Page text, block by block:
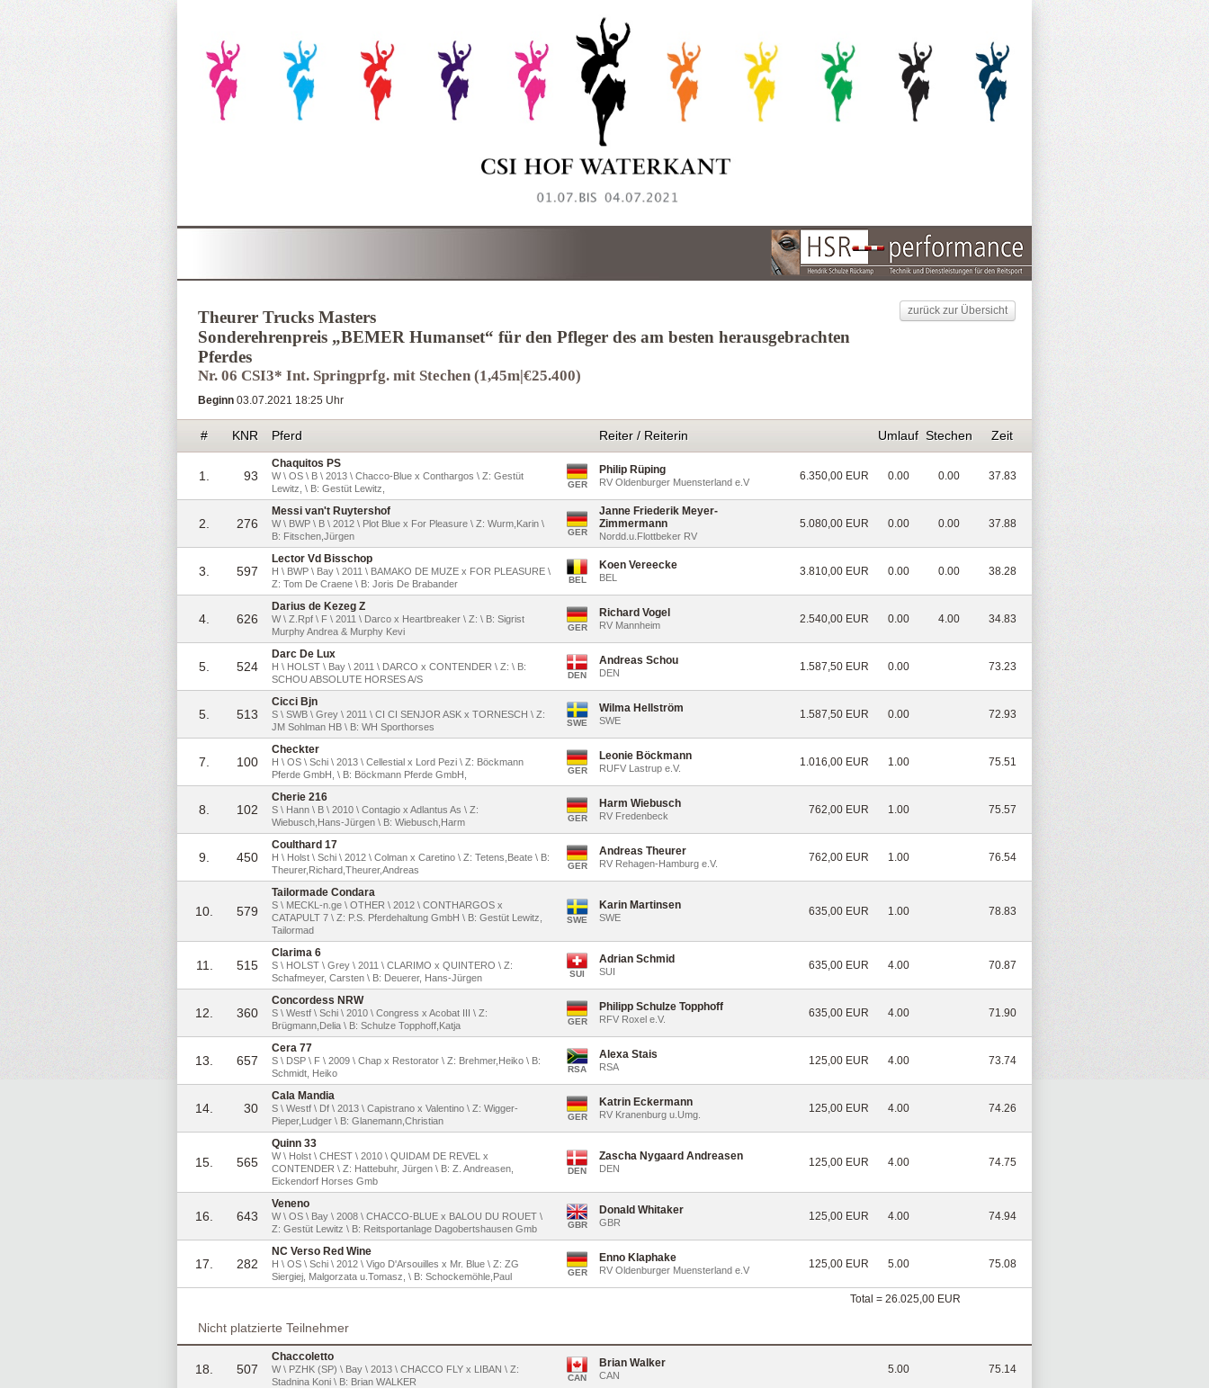
zurück zur Übersicht
Theurer Trucks Masters
Sonderehrenpreis „BEMER Humanset“ für den Pfleger des am besten herausgebrachten
Pferdes
Nr. 06 CSI3* Int. Springprfg. mit Stechen (1,45m|€25.400)
Beginn 03.07.2021 18:25 Uhr
# KNR Pferd Reiter / Reiterin Umlauf Stechen Zeit
1. 93
Chaquitos PS
W \ OS \ B \ 2013 \ Chacco-Blue x Conthargos \ Z: Gestüt
Lewitz, \ B: Gestüt Lewitz,
GER
Philip Rüping
RV Oldenburger Muensterland e.V 6.350,00 EUR 0.00 0.00 37.83
2. 276
Messi van't Ruytershof
W \ BWP \ B \ 2012 \ Plot Blue x For Pleasure \ Z: Wurm,Karin \
B: Fitschen,Jürgen
GER
Janne Friederik Meyer-
Zimmermann
Nordd.u.Flottbeker RV
5.080,00 EUR 0.00 0.00 37.88
3. 597
Lector Vd Bisschop
H \ BWP \ Bay \ 2011 \ BAMAKO DE MUZE x FOR PLEASURE \
Z: Tom De Craene \ B: Joris De Brabander
BEL
Koen Vereecke
BEL 3.810,00 EUR 0.00 0.00 38.28
4. 626
Darius de Kezeg Z
W \ Z.Rpf \ F \ 2011 \ Darco x Heartbreaker \ Z: \ B: Sigrist
Murphy Andrea & Murphy Kevi
GER
Richard Vogel
RV Mannheim 2.540,00 EUR 0.00 4.00 34.83
5. 524
Darc De Lux
H \ HOLST \ Bay \ 2011 \ DARCO x CONTENDER \ Z: \ B:
SCHOU ABSOLUTE HORSES A/S
DEN
Andreas Schou
DEN 1.587,50 EUR 0.00 73.23
5. 513
Cicci Bjn
S \ SWB \ Grey \ 2011 \ CI CI SENJOR ASK x TORNESCH \ Z:
JM Sohlman HB \ B: WH Sporthorses
SWE
Wilma Hellström
SWE 1.587,50 EUR 0.00 72.93
7. 100
Checkter
H \ OS \ Schi \ 2013 \ Cellestial x Lord Pezi \ Z: Böckmann
Pferde GmbH, \ B: Böckmann Pferde GmbH,
GER
Leonie Böckmann
RUFV Lastrup e.V. 1.016,00 EUR 1.00 75.51
8. 102
Cherie 216
S \ Hann \ B \ 2010 \ Contagio x Adlantus As \ Z:
Wiebusch,Hans-Jürgen \ B: Wiebusch,Harm
GER
Harm Wiebusch
RV Fredenbeck 762,00 EUR 1.00 75.57
9. 450
Coulthard 17
H \ Holst \ Schi \ 2012 \ Colman x Caretino \ Z: Tetens,Beate \ B:
Theurer,Richard,Theurer,Andreas
GER
Andreas Theurer
RV Rehagen-Hamburg e.V. 762,00 EUR 1.00 76.54
10. 579
Tailormade Condara
S \ MECKL-n.ge \ OTHER \ 2012 \ CONTHARGOS x
CATAPULT 7 \ Z: P.S. Pferdehaltung GmbH \ B: Gestüt Lewitz,
Tailormad
SWE
Karin Martinsen
SWE 635,00 EUR 1.00 78.83
11. 515
Clarima 6
S \ HOLST \ Grey \ 2011 \ CLARIMO x QUINTERO \ Z:
Schafmeyer, Carsten \ B: Deuerer, Hans-Jürgen
SUI
Adrian Schmid
SUI 635,00 EUR 4.00 70.87
12. 360
Concordess NRW
S \ Westf \ Schi \ 2010 \ Congress x Acobat III \ Z:
Brügmann,Delia \ B: Schulze Topphoff,Katja
GER
Philipp Schulze Topphoff
RFV Roxel e.V. 635,00 EUR 4.00 71.90
13. 657
Cera 77
S \ DSP \ F \ 2009 \ Chap x Restorator \ Z: Brehmer,Heiko \ B:
Schmidt, Heiko
RSA
Alexa Stais
RSA 125,00 EUR 4.00 73.74
14. 30
Cala Mandia
S \ Westf \ Df \ 2013 \ Capistrano x Valentino \ Z: Wigger-
Pieper,Ludger \ B: Glanemann,Christian
GER
Katrin Eckermann
RV Kranenburg u.Umg. 125,00 EUR 4.00 74.26
15. 565
Quinn 33
W \ Holst \ CHEST \ 2010 \ QUIDAM DE REVEL x
CONTENDER \ Z: Hattebuhr, Jürgen \ B: Z. Andreasen,
Eickendorf Horses Gmb
DEN
Zascha Nygaard Andreasen
DEN 125,00 EUR 4.00 74.75
16. 643
Veneno
W \ OS \ Bay \ 2008 \ CHACCO-BLUE x BALOU DU ROUET \
Z: Gestüt Lewitz \ B: Reitsportanlage Dagobertshausen Gmb
GBR
Donald Whitaker
GBR 125,00 EUR 4.00 74.94
17. 282
NC Verso Red Wine
H \ OS \ Schi \ 2012 \ Vigo D'Arsouilles x Mr. Blue \ Z: ZG
Siergiej, Malgorzata u.Tomasz, \ B: Schockemöhle,Paul
GER
Enno Klaphake
RV Oldenburger Muensterland e.V 125,00 EUR 5.00 75.08
Total = 26.025,00 EUR
Nicht platzierte Teilnehmer
18. 507
Chaccoletto
W \ PZHK (SP) \ Bay \ 2013 \ CHACCO FLY x LIBAN \ Z:
Stadnina Koni \ B: Brian WALKER
CAN
Brian Walker
CAN 5.00 75.14